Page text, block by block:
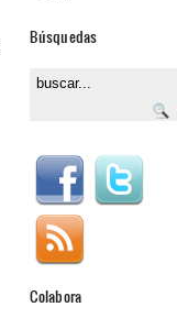
Búsquedas
Colabora